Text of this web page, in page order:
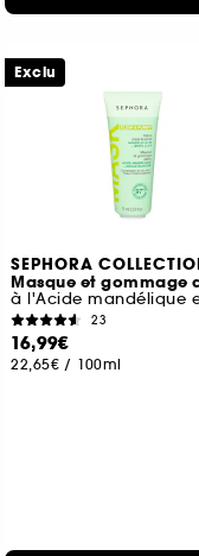
SEPHORA
Masque et gommage
23
16,99€
22,65€ / 100ml
Exclu